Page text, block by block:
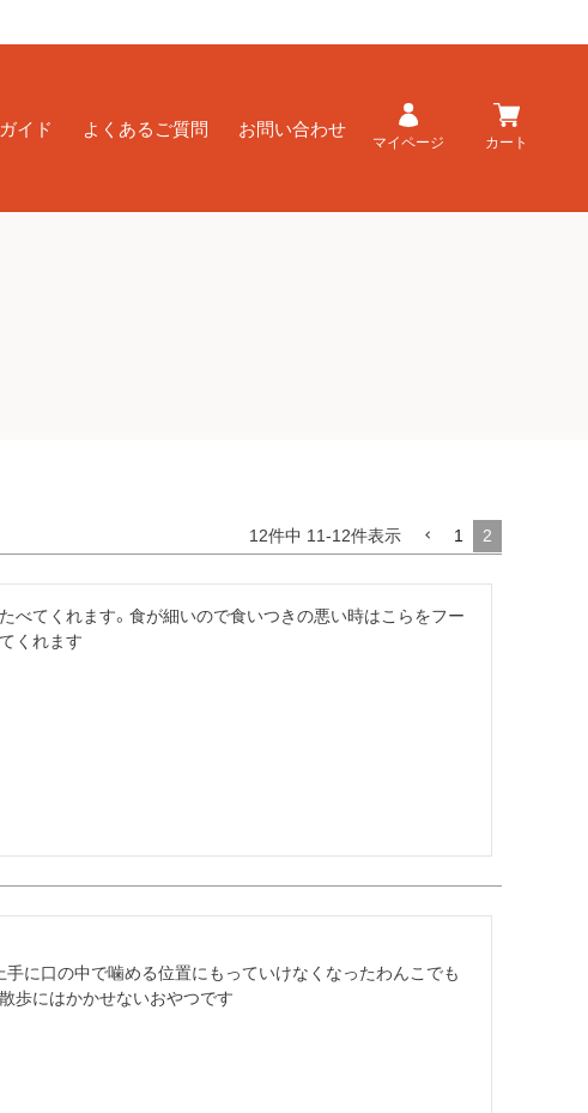
イド よくあるご質問 お問い合わせ
マイページ カート
12件中 11-12件表示 1 2
べてくれます。食が細いので食いつきの悪い時はこらをフー
くれます
に口の中で噛める位置にもっていけなくなったわんこでも
歩にはかかせないおやつです